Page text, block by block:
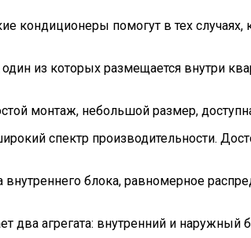
помогут в тех случаях,
из которых размещается внутри
монтаж, небольшой размер,
спектр производительности.
блока, равномерное
два агрегата: внутренний и наружный